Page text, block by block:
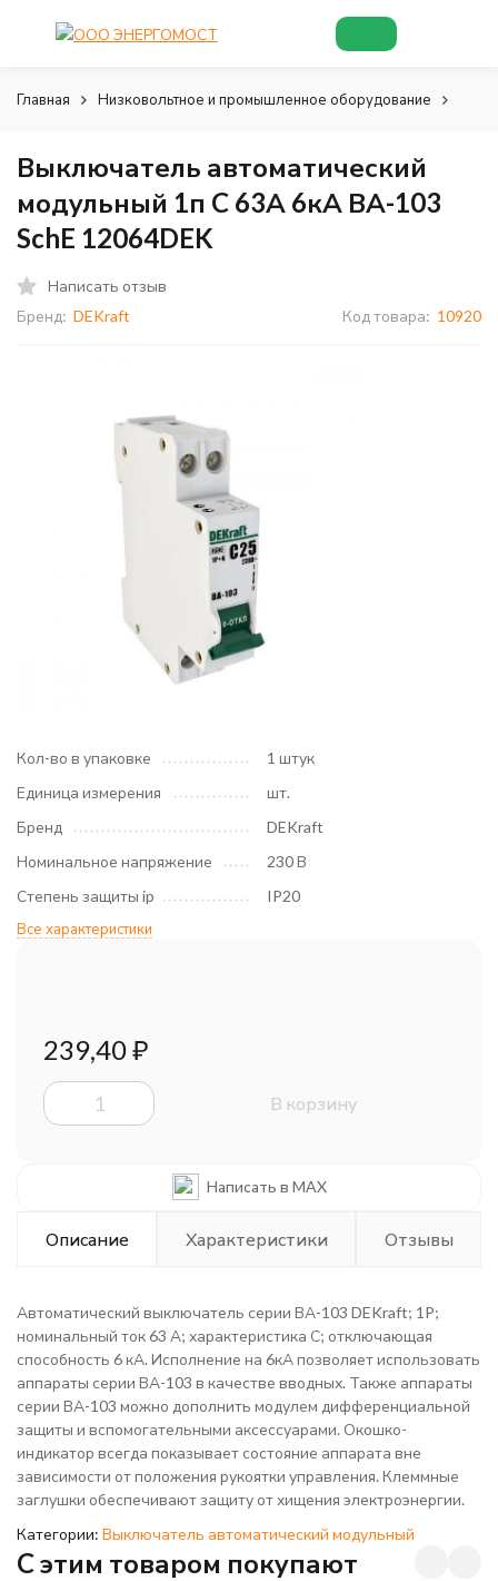
Главная Низковольтное и промышленное оборудование
Выключатель автоматический
модульный 1п C 63А 6кА ВА-103
SchE 12064DEK
Написать отзыв
Бренд: DEKraft Код товара: 10920
Кол-во в упаковке
1 штук
Единица измерения
шт.
Бренд
DEKraft
Номинальное напряжение
230 В
Степень защиты ip
IP20
Все характеристики
239,40₽
В корзину
Написать в MAX
Описание Характеристики Отзывы
Автоматический выключатель серии ВА-103 DEKraft; 1P;
номинальный ток 63 А; характеристика С; отключающая
способность 6 кА. Исполнение на 6кА позволяет использовать
аппараты серии ВА-103 в качестве вводных. Также аппараты
серии ВА-103 можно дополнить модулем дифференциальной
защиты и вспомогательными аксессуарами. Окошко-
индикатор всегда показывает состояние аппарата вне
зависимости от положения рукоятки управления. Клеммные
заглушки обеспечивают защиту от хищения электроэнергии.
Категории: Выключатель автоматический модульный
C этим товаром покупают